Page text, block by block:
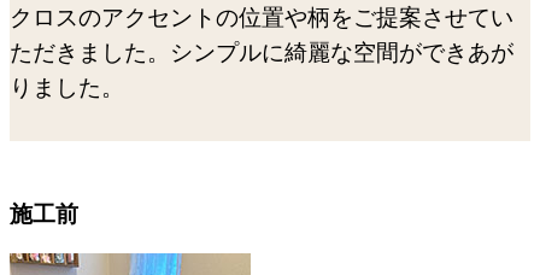
クロスのアクセントの位置や柄をご提案させてい
ただきました。シンプルに綺麗な空間ができあが
りました。
施工前